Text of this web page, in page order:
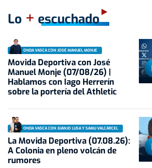
Lo + escuchado
ONDA VASCA CON JOSÉ MANUEL MONJE
Movida Deportiva con José
Manuel Monje (07/08/26) |
Hablamos con Iago Herrerín
sobre la portería del Athletic
ONDA VASCA CON JUANJO LUSA Y SAMU VALCÁRCEL
La Movida Deportiva (07.08.26):
A Colonia en pleno volcán de
rumores